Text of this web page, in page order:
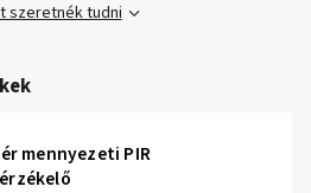
szeretnék tudni
mennyezeti PIR